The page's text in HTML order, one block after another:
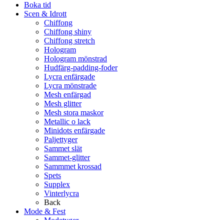
Boka tid
Scen & Idrott
Chiffong
Chiffong shiny
Chiffong stretch
Hologram
Hologram mönstrad
Hudfärg-padding-foder
Lycra enfärgade
Lycra mönstrade
Mesh enfärgad
Mesh glitter
Mesh stora maskor
Metallic o lack
Minidots enfärgade
Paljettyger
Sammet slät
Sammet-glitter
Sammmet krossad
Spets
Supplex
Vinterlycra
Back
Mode & Fest